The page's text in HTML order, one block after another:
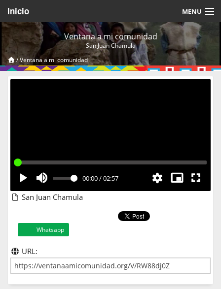
Inicio MENU
Acerca de
Videos Temáticos
Cerrar Sesión
Ventana a mi comunidad
San Juan Chamula
/Ventana a mi comunidad
00:00/02:57
San Juan Chamula
Whatsapp
URL: